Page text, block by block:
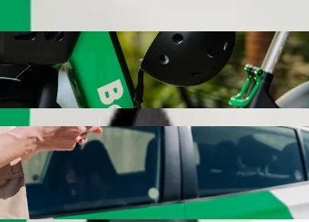
Rupa's Mall cinema Bolt-
tämä matka kestää noin 13 min ja maksaa noin